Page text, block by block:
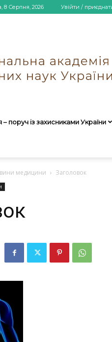
8 Серпня, 2026 Увійти /
– поруч із захисниками України
медицини Заголовок